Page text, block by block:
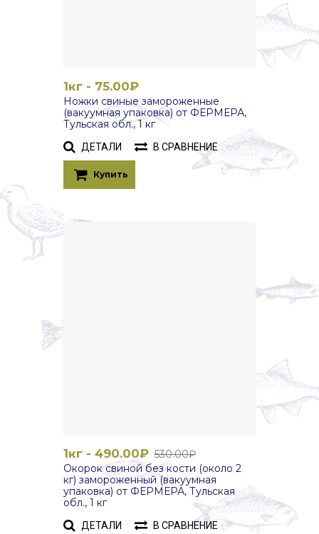
1кг - 75.00₽
Ножки свиные замороженные
(вакуумная упаковка) от ФЕРМЕРА,
Тульская обл., 1 кг
ДЕТАЛИ В СРАВНЕНИЕ
Купить
1кг - 490.00₽ 530.00₽
Окорок свиной без кости (около 2
кг) замороженный (вакуумная
упаковка) от ФЕРМЕРА, Тульская
обл., 1 кг
ДЕТАЛИ В СРАВНЕНИЕ